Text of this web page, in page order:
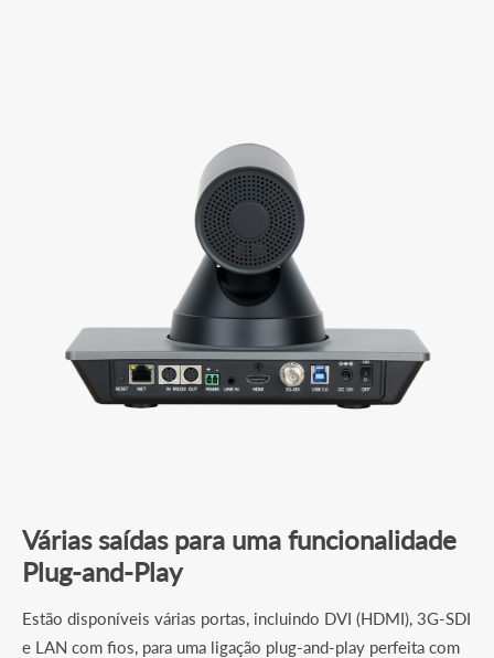
Várias saídas para uma funcionalidade
Plug-and-Play
Estão disponíveis várias portas, incluindo DVI (HDMI), 3G-SDI
e LAN com fios, para uma ligação plug-and-play perfeita com